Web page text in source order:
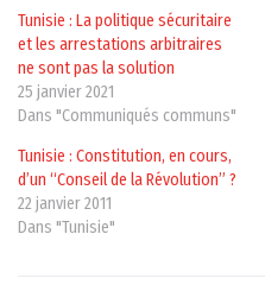
Tunisie : La politique sécuritaire
et les arrestations arbitraires
ne sont pas la solution
25 janvier 2021
Dans "Communiqués communs"
Tunisie : Constitution, en cours,
d’un “Conseil de la Révolution” ?
22 janvier 2011
Dans "Tunisie"